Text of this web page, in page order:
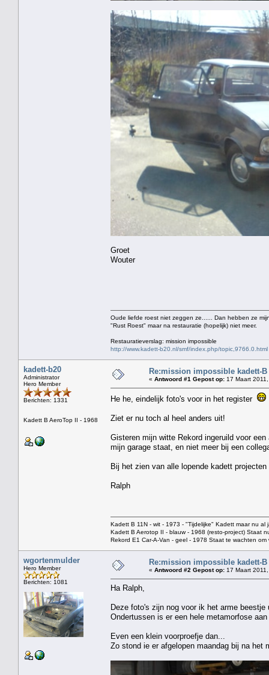
Groet
Wouter
Oude liefde roest niet zeggen ze...... Dan hebben ze
"Rust Roest" maar na restauratie (hopelijk) niet meer.
Restauratieverslag: mission impossible
http://www.kadett-b20.nl/smf/index.php/topic,9766.0.html
kadett-b20
Administrator
Hero Member
Berichten: 1331
Kadett B AeroTop II - 1968
Re:mission impossible kadett-B
« Antwoord #1 Gepost op: 17 Maart
He he, eindelijk foto's voor in het register
Ziet er nu toch al heel anders uit!
Gisteren mijn witte Rekord ingeruild voor
mijn garage staat, en niet meer bij een
Bij het zien van alle lopende kadett
Ralph
Kadett B 11N - wit - 1973 - "Tijdelijke" Kadett maar nu al
Kadett B Aerotop II - blauw - 1968 (resto-project) Staat
Rekord E1 Car-A-Van - geel - 1978 Staat te wachten
wgortenmulder
Hero Member
Berichten: 1081
Re:mission impossible kadett-B
« Antwoord #2 Gepost op: 17 Maart
Ha Ralph,
Deze foto's zijn nog voor ik het arme beestje
Ondertussen is er een hele metamorfose
Even een klein voorproefje dan...
Zo stond ie er afgelopen maandag bij na het